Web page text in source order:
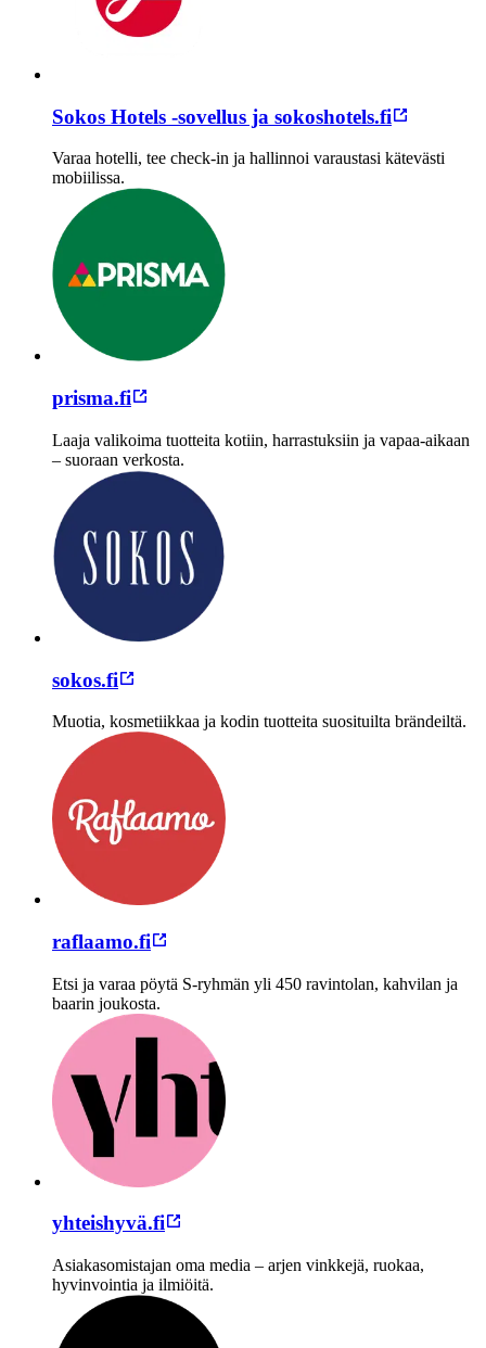
Sokos Hotels -sovellus ja sokoshotels.fi
Varaa hotelli, tee check-in ja hallinnoi varaustasi kätevästi
mobiilissa.
prisma.fi
Laaja valikoima tuotteita kotiin, harrastuksiin ja vapaa-aikaan
– suoraan verkosta.
sokos.fi
Muotia, kosmetiikkaa ja kodin tuotteita suosituilta brändeiltä.
raflaamo.fi
Etsi ja varaa pöytä S-ryhmän yli 450 ravintolan, kahvilan ja
baarin joukosta.
yhteishyvä.fi
Asiakasomistajan oma media – arjen vinkkejä, ruokaa,
hyvinvointia ja ilmiöitä.